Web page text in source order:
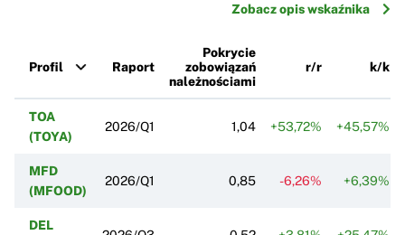
Zobacz opis wskaźnika
Profil Raport
Pokrycie
zobowiązań
należnościami
r/r k/k
TOA
(TOYA)
2026/Q1 1,04 +53,72% +45,57%
MFD
(MFOOD)
2026/Q1 0,85 -6,26% +6,39%
DEL